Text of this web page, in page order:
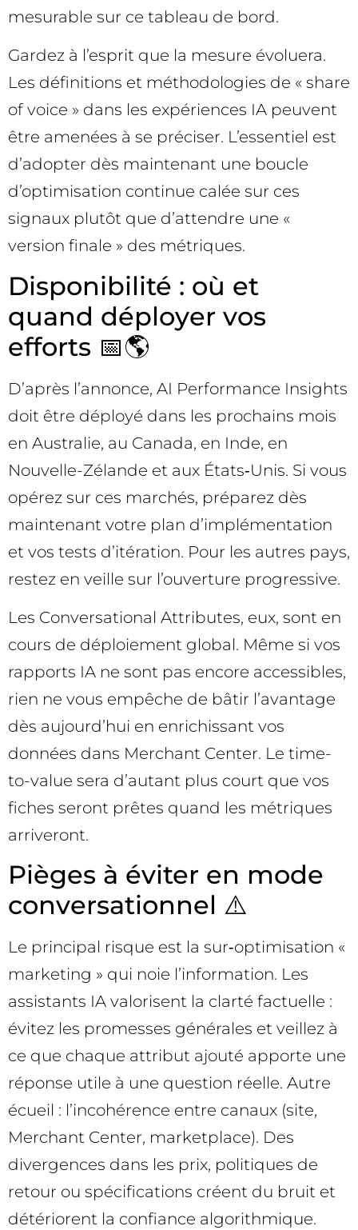
mesurable sur ce tableau de bord.
Gardez à l’esprit que la mesure évoluera.
Les définitions et méthodologies de « share
of voice » dans les expériences IA peuvent
être amenées à se préciser. L’essentiel est
d’adopter dès maintenant une boucle
d’optimisation continue calée sur ces
signaux plutôt que d’attendre une «
version finale » des métriques.
Disponibilité : où et
quand déployer vos
efforts 📅🌎
D’après l’annonce, AI Performance Insights
doit être déployé dans les prochains mois
en Australie, au Canada, en Inde, en
Nouvelle-Zélande et aux États‑Unis. Si vous
opérez sur ces marchés, préparez dès
maintenant votre plan d’implémentation
et vos tests d’itération. Pour les autres pays,
restez en veille sur l’ouverture progressive.
Les Conversational Attributes, eux, sont en
cours de déploiement global. Même si vos
rapports IA ne sont pas encore accessibles,
rien ne vous empêche de bâtir l’avantage
dès aujourd’hui en enrichissant vos
données dans Merchant Center. Le time-
to-value sera d’autant plus court que vos
fiches seront prêtes quand les métriques
arriveront.
Pièges à éviter en mode
conversationnel ⚠️
Le principal risque est la sur‑optimisation «
marketing » qui noie l’information. Les
assistants IA valorisent la clarté factuelle :
évitez les promesses générales et veillez à
ce que chaque attribut ajouté apporte une
réponse utile à une question réelle. Autre
écueil : l’incohérence entre canaux (site,
Merchant Center, marketplace). Des
divergences dans les prix, politiques de
retour ou spécifications créent du bruit et
détériorent la confiance algorithmique.